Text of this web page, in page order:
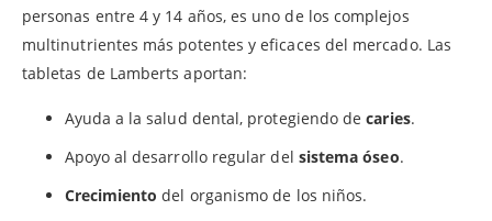
personas entre 4 y 14 años, es uno de los complejos
multinutrientes más potentes y eficaces del mercado. Las
tabletas de Lamberts aportan:
Ayuda a la salud dental, protegiendo decaries.
Apoyo al desarrollo regular del sistema óseo.
Crecimiento del organismo de los niños.